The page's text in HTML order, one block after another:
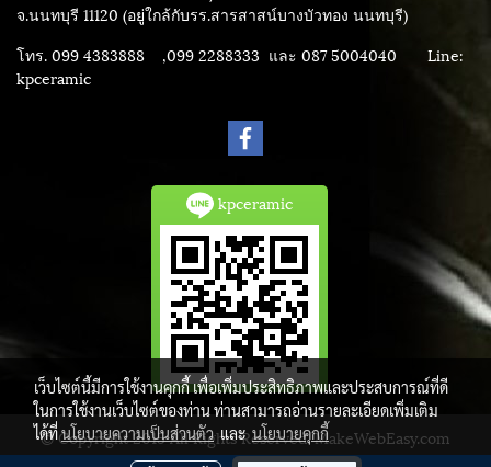
จ.นนทบุรี 11120 (อยู่ใกล้กับรร.สารสาสน์บางบัวทอง นนทบุรี)
โทร. 099 4383888 ,099 2288333 และ 087 5004040 Line:
kpceramic
kpceramic
© Copyright 2015 All Rights Reserved. MakeWebEasy.com
เว็บไซต์นี้มีการใช้งานคุกกี้ เพื่อเพิ่มประสิทธิภาพและประสบการณ์ที่ดี
ในการใช้งานเว็บไซต์ของท่าน ท่านสามารถอ่านรายละเอียดเพิ่มเติม
ได้ที่นโยบายความเป็นส่วนตัวและนโยบายคุกกี้